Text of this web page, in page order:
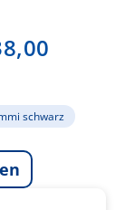
schwarz